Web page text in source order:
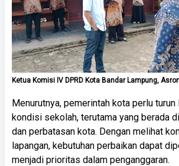
Ketua Komisi IV DPRD Kota Bandar Lampung,
Menurutnya, pemerintah kota perlu
kondisi sekolah, terutama yang berada
dan perbatasan kota. Dengan melihat
lapangan, kebutuhan perbaikan dapat
menjadi prioritas dalam penganggaran.